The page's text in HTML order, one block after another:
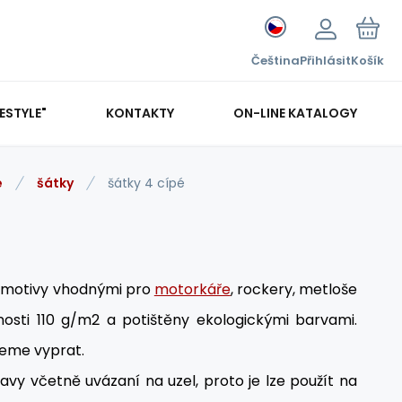
ČeštinaPřihlásitKošík
KONTAKTY ON-LINE KATALOGY
šátky šátky 4 cípé
vhodnými pro motorkáře, rockery, metloše
110 g/m2 a potištěny ekologickými barvami.
vyprat.
včetně uvázaní na uzel, proto je lze použít na